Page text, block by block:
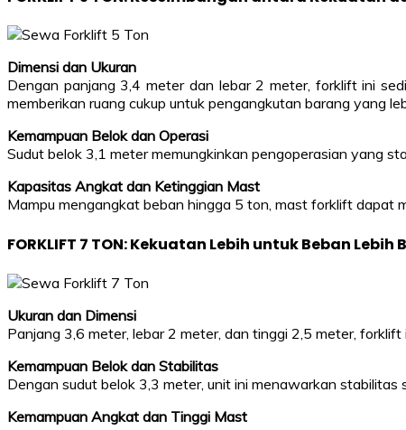
Dimensi dan Ukuran
Dengan panjang 3,4 meter dan lebar 2 meter, forklift ini
memberikan ruang cukup untuk pengangkutan barang yang
Kemampuan Belok dan Operasi
Sudut belok 3,1 meter memungkinkan pengoperasian yang
Kapasitas Angkat dan Ketinggian Mast
Mampu mengangkat beban hingga 5 ton, mast forklift dapat
FORKLIFT 7 TON: Kekuatan Lebih untuk Beban Lebih
Ukuran dan Dimensi
Panjang 3,6 meter, lebar 2 meter, dan tinggi 2,5 meter,
Kemampuan Belok dan Stabilitas
Dengan sudut belok 3,3 meter, unit ini menawarkan
Kemampuan Angkat dan Tinggi Mast